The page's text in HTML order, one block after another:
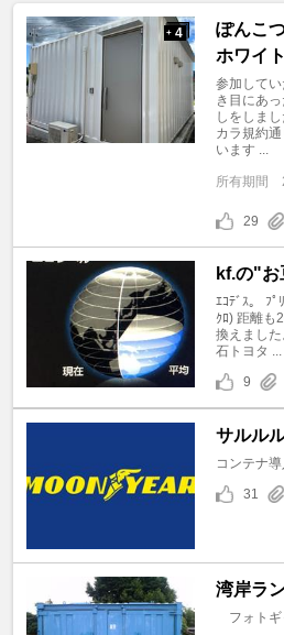
+ 4
ぽんこ
ホワイ
参加して
き目にあ
しをしま
カラ規約
います ...
所有期間
29
kf.の"
ｴｺﾃﾞｽ。 ﾌﾟ
ｸﾛ) 距離も
換えまし
石トヨタ ...
9
サルル
コンテナ導
31
湾岸ラ
フォトギ